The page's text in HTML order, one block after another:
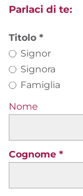
Parlaci di te:
Titolo
Signor
Signora
Famiglia
Nome
Cognome